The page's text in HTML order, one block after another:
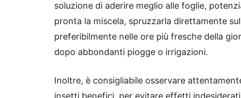
soluzione di aderire meglio alle foglie,
pronta la miscela, spruzzarla direttamente
preferibilmente nelle ore più fresche della
dopo abbondanti piogge o irrigazioni.
Inoltre, è consigliabile osservare